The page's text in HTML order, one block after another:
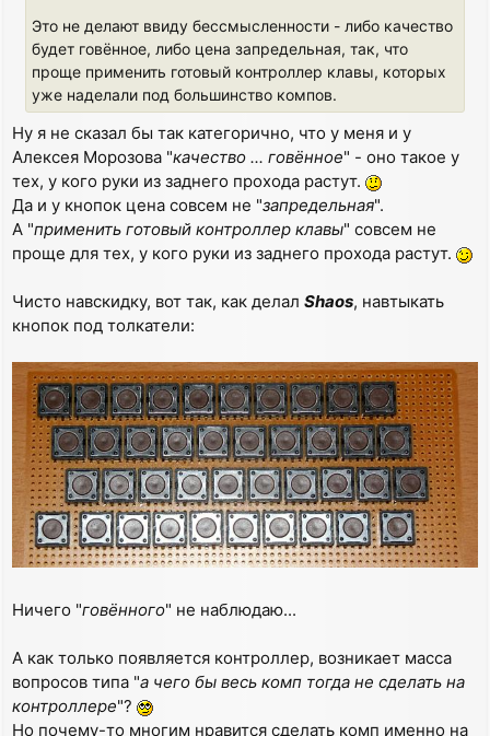
Это не делают ввиду бессмысленности - либо качество
будет говённое, либо цена запредельная, так, что
проще применить готовый контроллер клавы, которых
уже наделали под большинство компов.
Ну я не сказал бы так категорично, что у меня и у
Алексея Морозова "качество ... говённое" - оно такое у
тех, у кого руки из заднего прохода растут.
Да и у кнопок цена совсем не "запредельная".
А "применить готовый контроллер клавы" совсем не
проще для тех, у кого руки из заднего прохода растут.
Чисто навскидку, вот так, как делал Shaos, навтыкать
кнопок под толкатели:
Ничего "говённого" не наблюдаю...
А как только появляется контроллер, возникает масса
вопросов типа "а чего бы весь комп тогда не сделать на
контроллере"?
Но почему-то многим нравится сделать комп именно на